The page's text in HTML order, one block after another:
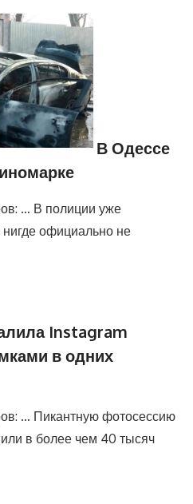
В Одессе
… В полиции уже
официально не
Instagram
в одних
… Пикантную фотосессию
в более чем 40 тысяч